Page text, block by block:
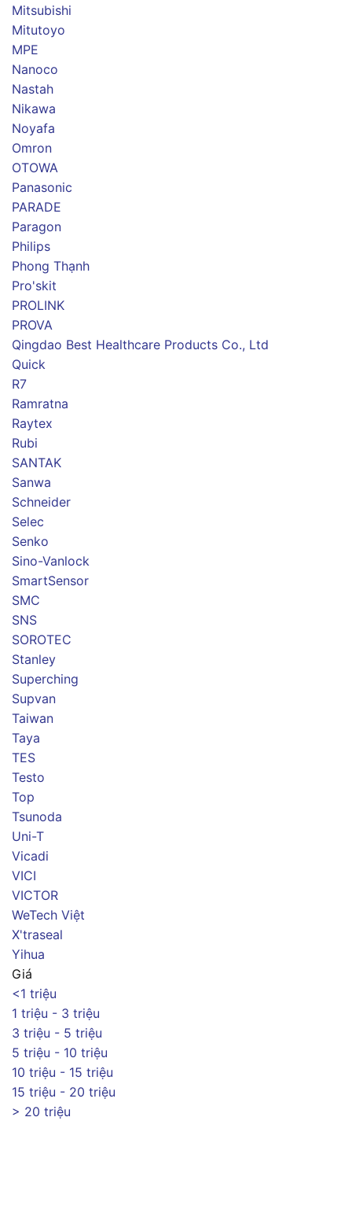
Mitsubishi
Mitutoyo
MPE
Nanoco
Nastah
Nikawa
Noyafa
Omron
OTOWA
Panasonic
PARADE
Paragon
Philips
Phong Thạnh
Pro'skit
PROLINK
PROVA
Qingdao Best Healthcare Products Co., Ltd
Quick
R7
Ramratna
Raytex
Rubi
SANTAK
Sanwa
Schneider
Selec
Senko
Sino-Vanlock
SmartSensor
SMC
SNS
SOROTEC
Stanley
Superching
Supvan
Taiwan
Taya
TES
Testo
Top
Tsunoda
Uni-T
Vicadi
VICI
VICTOR
WeTech Việt
X'traseal
Yihua
Giá
<1 triệu
1 triệu - 3 triệu
3 triệu - 5 triệu
5 triệu - 10 triệu
10 triệu - 15 triệu
15 triệu - 20 triệu
> 20 triệu